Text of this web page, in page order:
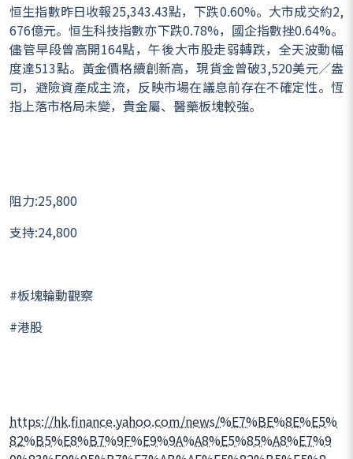
恒生指數昨日收報25,343.43點，下跌0.60%。大市成交約2,
676億元。恒生科技指數亦下跌0.78%，國企指數挫0.64%。
儘管早段曾高開164點，午後大市股走弱轉跌，全天波動幅
度達513點。黃金價格續創新高，現貨金曾破3,520美元／盎
司，避險資產成主流，反映市場在議息前存在不確定性。恆
指上落市格局未變，貴金屬、醫藥板塊較強。
阻力:25,800
支持:24,800
#板塊輪動觀察
#港股
https://hk.finance.yahoo.com/news/%E7%BE%8E%E5%
82%B5%E8%B7%9F%E9%9A%A8%E5%85%A8%E7%9